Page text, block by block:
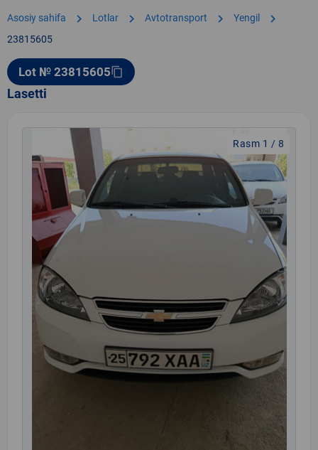
Asosiy sahifa chevron_right Lotlar chevron_right Avtotransport chevron_right Yengil chevron_right
23815605
Lot № 23815605content_copy
Lasetti
Rasm 1 / 8